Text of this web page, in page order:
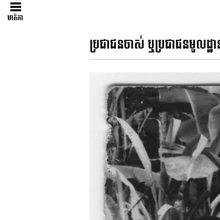
មាតិកា
ប្រជាជនចាស់​ ឬប្រជាជនមូលដ្ឋ